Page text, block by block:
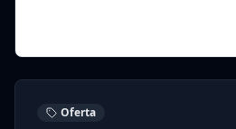
Oferta